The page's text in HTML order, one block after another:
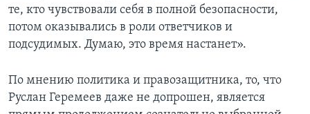
те, кто чувствовали себя в полной безопасности,
потом оказывались в роли ответчиков и
подсудимых. Думаю, это время настанет».
По мнению политика и правозащитника, то, что
Руслан Геремеев даже не допрошен, является